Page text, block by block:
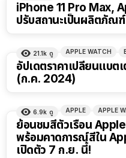
iPhone 11 Pro Max,
ปรับสถานะเป็นผลิตภัณ
21.1k ดู APPLE WATCH
อัปเดตราคาเปลี่ยนแบ
(ก.ค. 2024)
6.9k ดู APPLE APPLE
ย้อนชมสีตัวเรือน
พร้อมคาดการณ์สีใน
เปิดตัว 7 ก.ย. นี้!